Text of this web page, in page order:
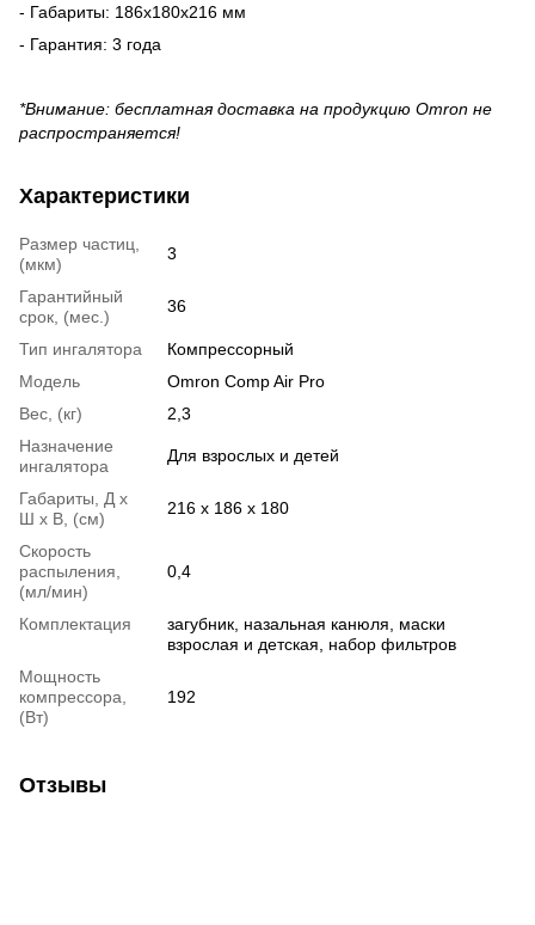
- Габариты: 186х180х216 мм
- Гарантия: 3 года
*Внимание: бесплатная доставка на продукцию Omron не
распространяется!
Характеристики
Размер частиц,
(мкм)
3
Гарантийный
срок, (мес.)
36
Тип ингалятора
Компрессорный
Модель
Omron Comp Air Pro
Вес, (кг)
2,3
Назначение
ингалятора
Для взрослых и детей
Габариты, Д х
Ш х В, (см)
216 х 186 х 180
Скорость
распыления,
(мл/мин)
0,4
Комплектация
загубник, назальная канюля, маски
взрослая и детская, набор фильтров
Мощность
компрессора,
(Вт)
192
Отзывы